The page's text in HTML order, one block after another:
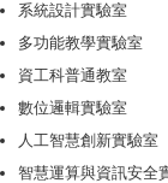
系統設計實驗室
多功能教學實驗室
資工科普通教室
數位邏輯實驗室
人工智慧創新實驗室
智慧運算與資訊安全